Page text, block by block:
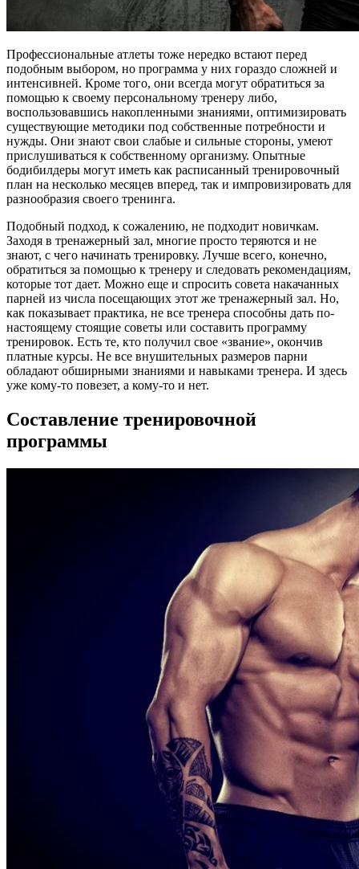
Профессиональные атлеты тоже нередко встают перед
подобным выбором, но программа у них гораздо сложней и
интенсивней. Кроме того, они всегда могут обратиться за
помощью к своему персональному тренеру либо,
воспользовавшись накопленными знаниями, оптимизировать
существующие методики под собственные потребности и
нужды. Они знают свои слабые и сильные стороны, умеют
прислушиваться к собственному организму. Опытные
бодибилдеры могут иметь как расписанный тренировочный
план на несколько месяцев вперед, так и импровизировать для
разнообразия своего тренинга.
Подобный подход, к сожалению, не подходит новичкам.
Заходя в тренажерный зал, многие просто теряются и не
знают, с чего начинать тренировку. Лучше всего, конечно,
обратиться за помощью к тренеру и следовать рекомендациям,
которые тот дает. Можно еще и спросить совета накачанных
парней из числа посещающих этот же тренажерный зал. Но,
как показывает практика, не все тренера способны дать по-
настоящему стоящие советы или составить программу
тренировок. Есть те, кто получил свое «звание», окончив
платные курсы. Не все внушительных размеров парни
обладают обширными знаниями и навыками тренера. И здесь
уже кому-то повезет, а кому-то и нет.
Составление тренировочной
программы